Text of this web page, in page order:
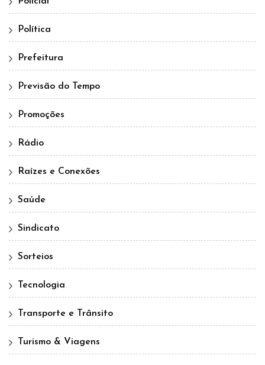
Política
Prefeitura
Previsão do Tempo
Promoções
Rádio
Raízes e Conexões
Saúde
Sindicato
Sorteios
Tecnologia
Transporte e Trânsito
Turismo & Viagens